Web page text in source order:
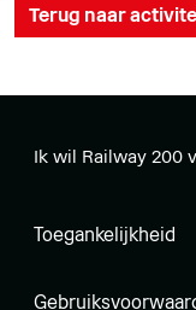
Terug naar
Ik wil Railway 200
Toegankelijkheid